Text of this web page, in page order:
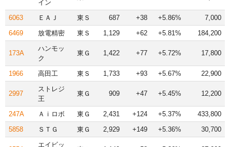
イン
6063 ＥＡＪ 東Ｓ 687 +38 +5.86%
7,000
6469
放電精密 東Ｓ 1,129 +62 +5.81% 184,200
173A
ハンモッ
ク
東Ｇ 1,422 +77 +5.72% 17,800
1966 高田工 東Ｓ 1,733 +93 +5.67% 22,900
2997
ストレジ
王
東Ｇ 909 +47 +5.45% 12,200
247A Ａｉロボ 東Ｇ 2,431 +124 +5.37%
433,800
5858
ＳＴＧ 東Ｇ 2,929 +149 +5.36% 30,700
エイビッ